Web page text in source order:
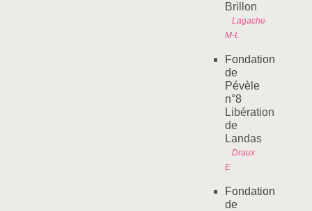
Brillon
Lagache
M-L
Fondation
de
Pévèle
n°8
Libération
de
Landas
Draux
E
Fondation
de